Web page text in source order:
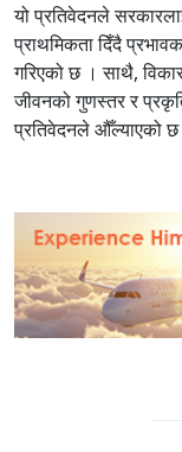
यो प्रतिवेदनले
प्राथमिकता दिँदै
गरिएको छ । साथै,
जीवनको गुणस्तर र
प्रतिवेदनले औँल्याएको छ